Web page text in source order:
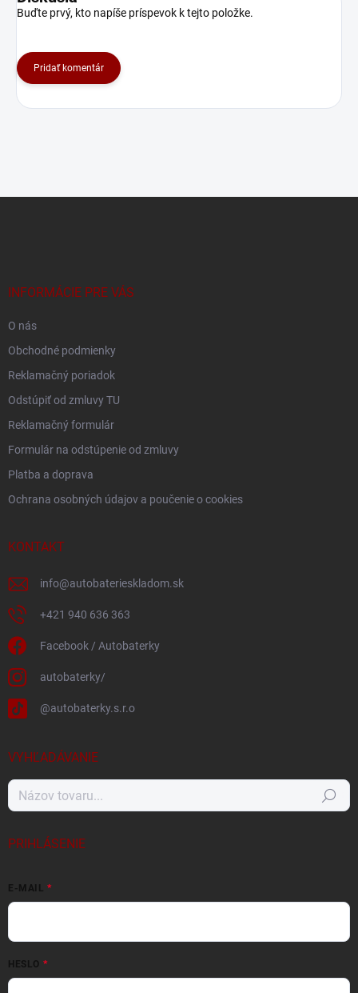
Buďte prvý, kto napíše príspevok k tejto položke.
Pridať komentár
INFORMÁCIE PRE VÁS
O nás
Obchodné podmienky
Reklamačný poriadok
Odstúpiť od zmluvy TU
Reklamačný formulár
Formulár na odstúpenie od zmluvy
Platba a doprava
Ochrana osobných údajov a poučenie o cookies
KONTAKT
info@autobaterieskladom.sk
+421 940 636 363
Facebook / Autobaterky
autobaterky/
@autobaterky.s.r.o
VYHĽADÁVANIE
Hľadať
PRIHLÁSENIE
E-MAIL
HESLO